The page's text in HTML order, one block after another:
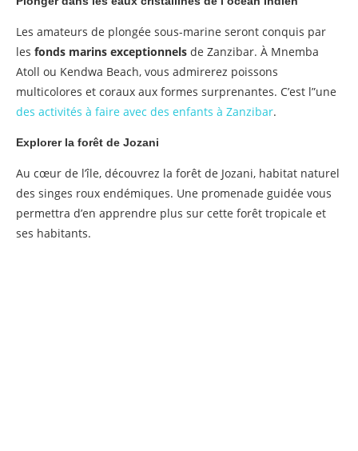
Les amateurs de plongée sous-marine seront conquis par
les fonds marins exceptionnels de Zanzibar. À Mnemba
Atoll ou Kendwa Beach, vous admirerez poissons
multicolores et coraux aux formes surprenantes. C’est l”une
des activités à faire avec des enfants à Zanzibar.
Explorer la forêt de Jozani
Au cœur de l’île, découvrez la forêt de Jozani, habitat naturel
des singes roux endémiques. Une promenade guidée vous
permettra d’en apprendre plus sur cette forêt tropicale et
ses habitants.